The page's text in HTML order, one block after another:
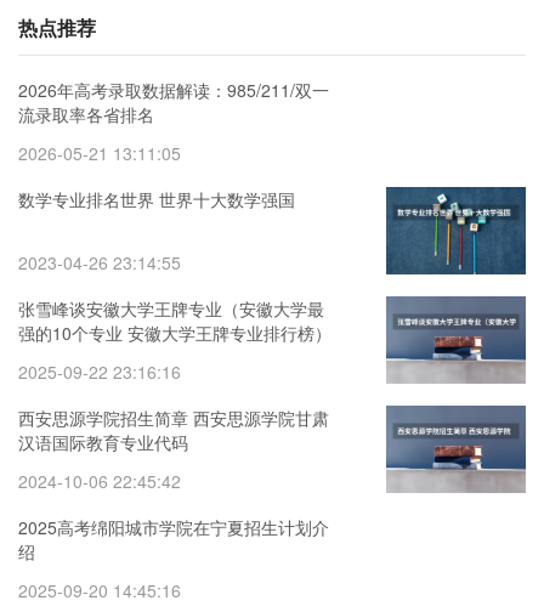
热点推荐
2026年高考录取数据解读：985/211/双一
流录取率各省排名
2026-05-21 13:11:05
数学专业排名世界 世界十大数学强国
2023-04-26 23:14:55
张雪峰谈安徽大学王牌专业（安徽大学最
强的10个专业 安徽大学王牌专业排行榜）
2025-09-22 23:16:16
西安思源学院招生简章 西安思源学院甘肃
汉语国际教育专业代码
2024-10-06 22:45:42
2025高考绵阳城市学院在宁夏招生计划介
绍
2025-09-20 14:45:16